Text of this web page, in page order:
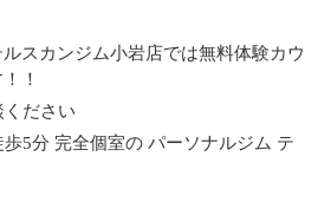
スカンジム小岩店では無料体験カウ
！
ください
5分 完全個室の パーソナルジム テ